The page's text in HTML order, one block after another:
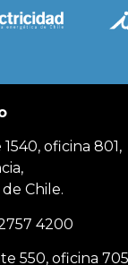
oficina 801,
Chile.
4200
550, oficina